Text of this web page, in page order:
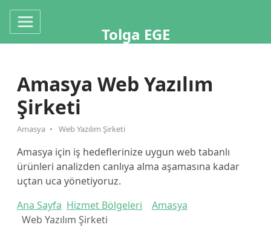
Tolga EGE
Amasya Web Yazılım
Şirketi
Amasya Web Yazılım Şirketi
Amasya için iş hedeflerinize uygun web tabanlı
ürünleri analizden canlıya alma aşamasına kadar
uçtan uca yönetiyoruz.
Ana Sayfa Hizmet Bölgeleri
Amasya
Web Yazılım Şirketi